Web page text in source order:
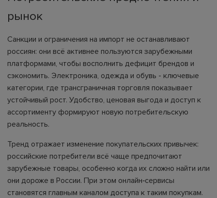
рынок
Санкции и ограничения на импорт не останавливают
россиян: они всё активнее пользуются зарубежными
платформами, чтобы восполнить дефицит брендов и
сэкономить. Электроника, одежда и обувь - ключевые
категории, где трансграничная торговля показывает
устойчивый рост. Удобство, ценовая выгода и доступ к
ассортименту формируют новую потребительскую
реальность.
Тренд отражает изменение покупательских привычек:
российские потребители всё чаще предпочитают
зарубежные товары, особенно когда их сложно найти или
они дороже в России. При этом онлайн‑сервисы
становятся главным каналом доступа к таким покупкам.